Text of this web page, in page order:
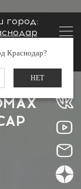
город:
Краснодар?
НЕТ
звонок